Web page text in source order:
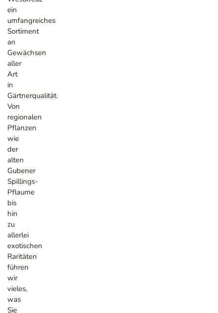
ein
umfangreiches
Sortiment
an
Gewächsen
aller
Art
in
Gärtnerqualität.
Von
regionalen
Pflanzen
wie
der
alten
Gubener
Spillings-
Pflaume
bis
hin
zu
allerlei
exotischen
Raritäten
führen
wir
vieles,
was
Sie